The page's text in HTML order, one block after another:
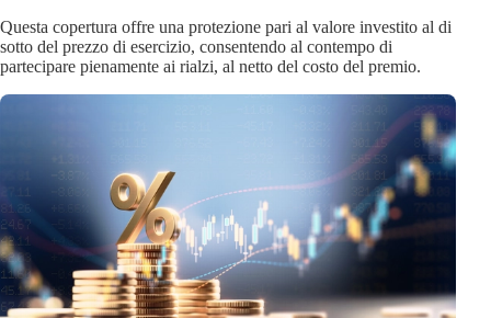
Questa copertura offre una protezione pari al valore investito al di
sotto del prezzo di esercizio, consentendo al contempo di
partecipare pienamente ai rialzi, al netto del costo del premio.